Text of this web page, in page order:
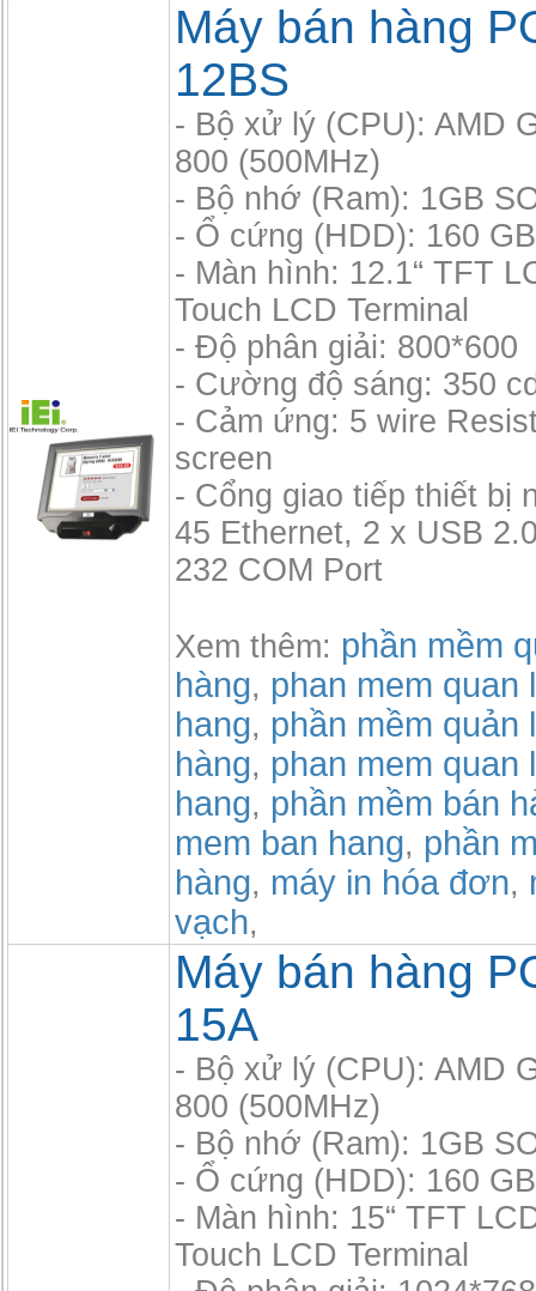
Máy bán hàng
12BS
- Bộ xử lý (CPU): AMD
800 (500MHz)
- Bộ nhớ (Ram): 1GB
- Ổ cứng (HDD): 160
- Màn hình: 12.1“ TFT
Touch LCD Terminal
- Độ phân giải: 800*600
- Cường độ sáng: 350
- Cảm ứng: 5 wire
screen
- Cổng giao tiếp thiết bị
45 Ethernet, 2 x USB
232 COM Port
Xem thêm: phần mềm
hàng, phan mem quan
hang, phần mềm quản
hàng, phan mem quan
hang, phần mềm bán
mem ban hang, phần
hàng, máy in hóa đơn,
vạch,
Máy bán hàng
15A
- Bộ xử lý (CPU): AMD
800 (500MHz)
- Bộ nhớ (Ram): 1GB
- Ổ cứng (HDD): 160
- Màn hình: 15“ TFT
Touch LCD Terminal